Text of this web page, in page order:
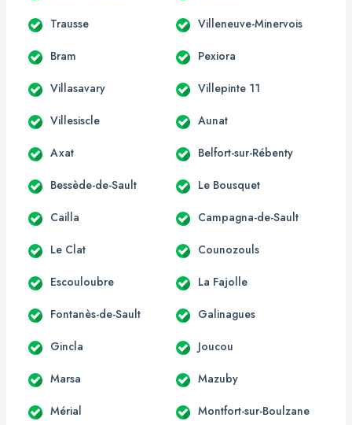
Trausse Villeneuve-Minervois
Bram Pexiora
Villasavary Villepinte 11
Villesiscle Aunat
Axat Belfort-sur-Rébenty
Bessède-de-Sault Le Bousquet
Cailla Campagna-de-Sault
Le Clat Counozouls
Escouloubre La Fajolle
Fontanès-de-Sault Galinagues
Gincla Joucou
Marsa Mazuby
Mérial Montfort-sur-Boulzane